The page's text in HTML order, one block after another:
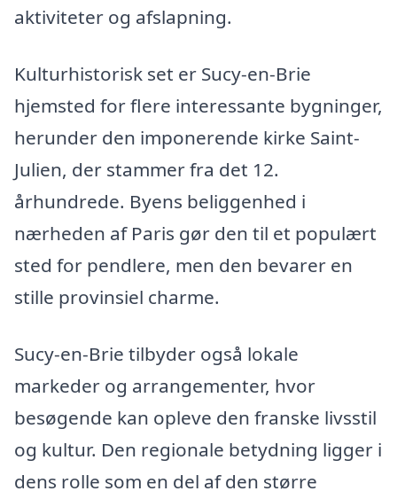
aktiviteter og afslapning.
Kulturhistorisk set er Sucy-en-Brie
hjemsted for flere interessante bygninger,
herunder den imponerende kirke Saint-
Julien, der stammer fra det 12.
århundrede. Byens beliggenhed i
nærheden af Paris gør den til et populært
sted for pendlere, men den bevarer en
stille provinsiel charme.
Sucy-en-Brie tilbyder også lokale
markeder og arrangementer, hvor
besøgende kan opleve den franske livsstil
og kultur. Den regionale betydning ligger i
dens rolle som en del af den større